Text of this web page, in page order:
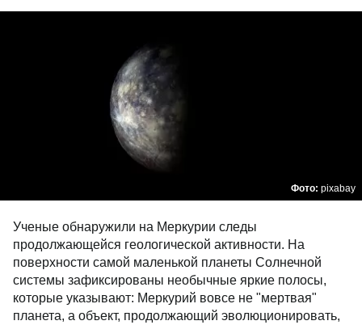
Фото: pixabay
Ученые обнаружили на Меркурии следы
продолжающейся геологической активности. На
поверхности самой маленькой планеты Солнечной
системы зафиксированы необычные яркие полосы,
которые указывают: Меркурий вовсе не "мертвая"
планета, а объект, продолжающий эволюционировать,